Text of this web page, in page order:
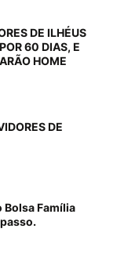
DE ILHÉUS
60 DIAS, E
HOME
DE
Bolsa Família